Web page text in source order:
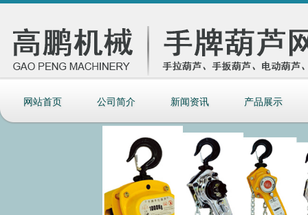
网站首页 公司简介 新闻资讯 产品展示